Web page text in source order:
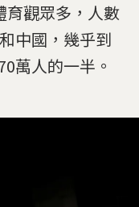
育觀眾多，人數
中國，幾乎到
萬人的一半。